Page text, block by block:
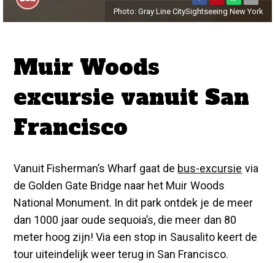
Photo: Gray Line CitySightseeing New York
Muir Woods
excursie vanuit San
Francisco
Vanuit Fisherman’s Wharf gaat de bus-excursie via
de Golden Gate Bridge naar het Muir Woods
National Monument. In dit park ontdek je de meer
dan 1000 jaar oude sequoia’s, die meer dan 80
meter hoog zijn! Via een stop in Sausalito keert de
tour uiteindelijk weer terug in San Francisco.